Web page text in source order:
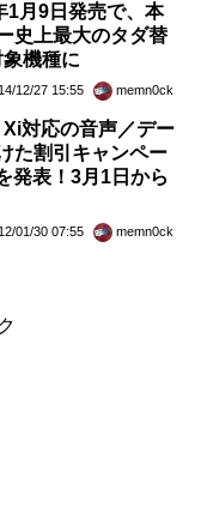
1月9日発売で、本
史上最大のタダ替
機種に
12/27 15:55 memn0ck
対応の音声／デー
た割引キャンペー
発表！3月1日から
01/30 07:55 memn0ck